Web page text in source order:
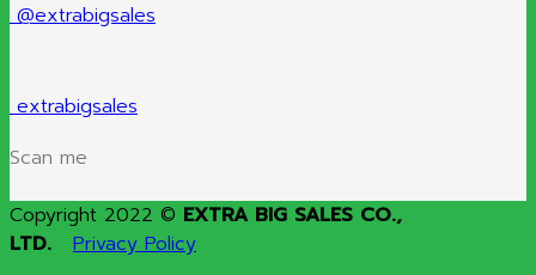
@extrabigsales
extrabigsales
Scan me
Copyright 2022 © EXTRA BIG SALES CO.,
LTD.
Privacy Policy